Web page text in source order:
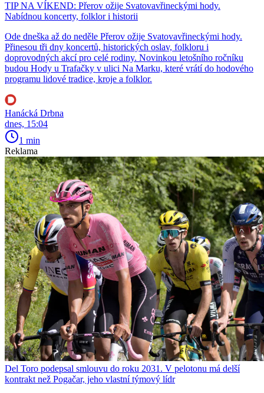
TIP NA VÍKEND: Přerov ožije Svatovavřineckými hody.
Nabídnou koncerty, folklor i historii
Ode dneška až do neděle Přerov ožije Svatovavřineckými hody.
Přinesou tři dny koncertů, historických oslav, folkloru i
doprovodných akcí pro celé rodiny. Novinkou letošního ročníku
budou Hody u Trafačky v ulici Na Marku, které vrátí do hodového
programu lidové tradice, kroje a folklor.
Hanácká Drbna
dnes, 15:04
1 min
Reklama
Del Toro podepsal smlouvu do roku 2031. V pelotonu má delší
kontrakt než Pogačar, jeho vlastní týmový lídr